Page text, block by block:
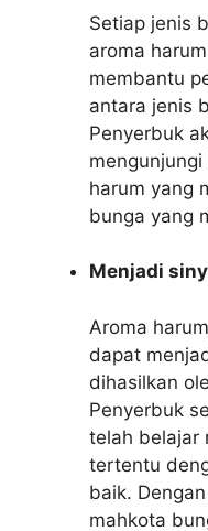
Setiap jenis
aroma
membantu
antara jenis
Penyerbuk
harum yang
bunga yang
Menjadi
Aroma
dapat
dihasilkan
Penyerbuk
telah belajar
tertentu
baik.
mahkota